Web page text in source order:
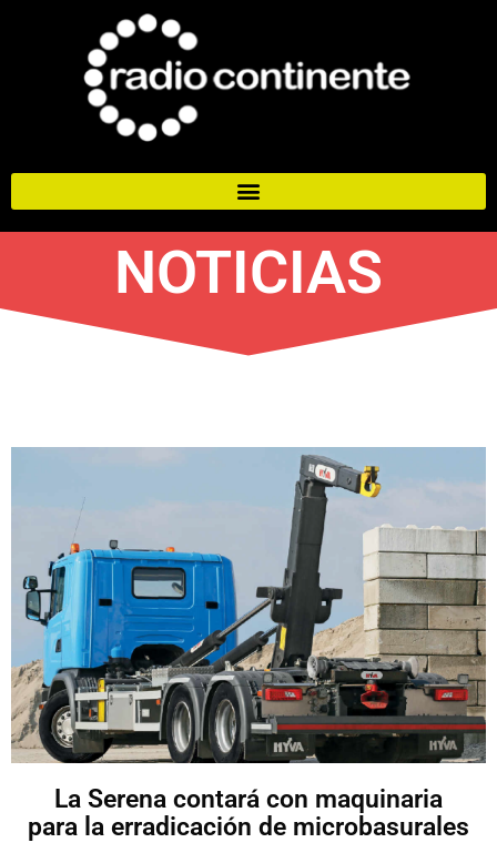
NOTICIAS
La Serena contará con maquinaria
para la erradicación de microbasurales